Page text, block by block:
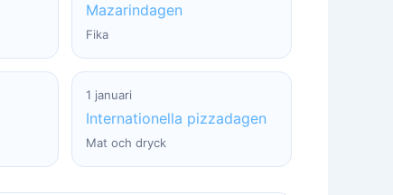
Mazarindagen
Fika
1 januari
Internationella pizzadagen
Mat och dryck